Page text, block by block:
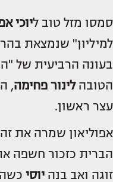
סמסו מזל טוב ליוכי
למיליון" שנמצאת
בעונה הרביעית של
הטובהלינור פחימה,
עצר ראשון.
אפוליאון שמרה את
הברית כזכור חשפה
זוגה ואב בנה יוסי